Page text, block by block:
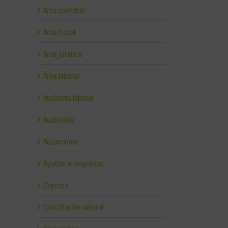
Área contable
Área fiscal
Área jurídica
Área laboral
Auditoría laboral
Auditorías
Autónomos
Ayudas a empresas
Cepresa
Conciliación laboral